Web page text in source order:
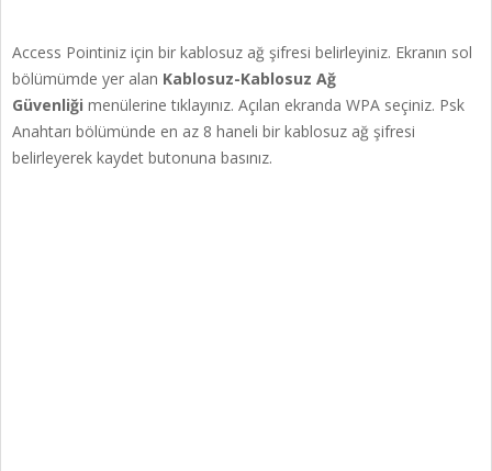
Access Pointiniz için bir kablosuz ağ şifresi belirleyiniz. Ekranın sol
bölümümde yer alan Kablosuz-Kablosuz Ağ
Güvenliği menülerine tıklayınız. Açılan ekranda WPA seçiniz. Psk
Anahtarı bölümünde en az 8 haneli bir kablosuz ağ şifresi
belirleyerek kaydet butonuna basınız.